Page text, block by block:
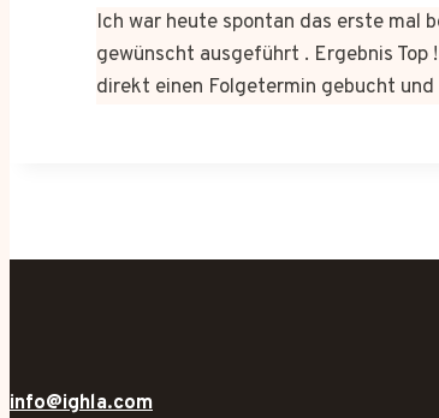
Ich war heute spontan das erste mal
gewünscht ausgeführt . Ergebnis Top
direkt einen Folgetermin gebucht
info@ighla.com